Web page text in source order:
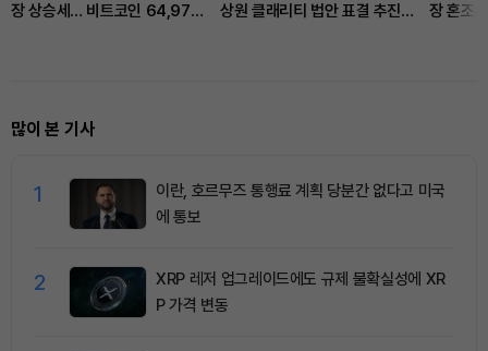
장 상승세… 비트코인 64,971
상원 클래리티 법안 표결 추진…
장 혼조
많이 본 기사
1
이란, 호르무즈 통행료 계획 당분간 없다고 미국
에 통보
2
XRP 레저 업그레이드에도 규제 불확실성에 XR
P 가격 변동